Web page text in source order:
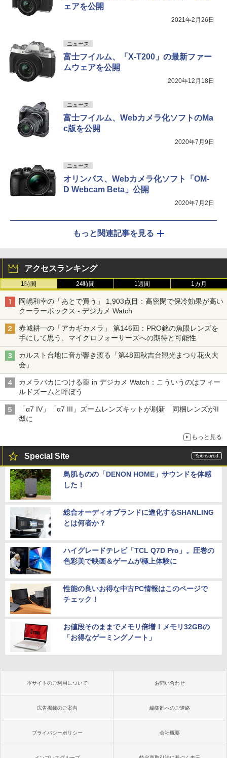
ェアを公開
2021年2月26日
ニュース
富士フイルム、「X-T200」の最新ファー
ムウェアを公開
2020年12月18日
ニュース
富士フイルム、Webカメラ化ソフトのMa
c版を公開
2020年7月9日
ニュース
オリンパス、Webカメラ化ソフト「OM-
D Webcam Beta」公開
2020年7月2日
もっと関連記事を見る
アクセスランキング
1時間 24時間 1週間 1カ月
岡嶋和幸の「あとで買う」 1,903点目：高密閉で保冷効果が高い
クーラーボックス - デジカメ Watch
赤城耕一の「アカギカメラ」 第146回：PRO銘の魚眼レンズを
手にして思う、マイクロフォーサーズへの期待と可能性
カルスト台地に音が響き渡る「第48回秋吉台観光まつり花火大
会」
カメラバカにつける薬 in デジカメ Watch：こういうのはフィー
ルドズームと呼ぼう
「α7 IV」「α7 III」ズームレンズキットが刷新 同梱レンズがII
型に
もっと見る
Special Site
鳥肌ものの「DENON HOME」サウンドを体感
した！
総合オーディオブランドに進化するSHANLING
とは何者か？
ハイグレードテレビ「TCL Q7D Pro」。圧巻の
色彩美で映画＆ゲームが極上体験に
性能の良いお得な中古PC情報はこのページで
チェック！
お値段そのままでメモリ倍増！メモリ32GBの
「お得なゲーミングノート」
本サイトのご利用について お問い合わせ
広告掲載のご案内 編集部へのご連絡
プライバシーポリシー 会社概要